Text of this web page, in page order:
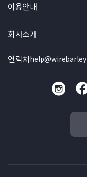
이용안내
회사소개
연락처